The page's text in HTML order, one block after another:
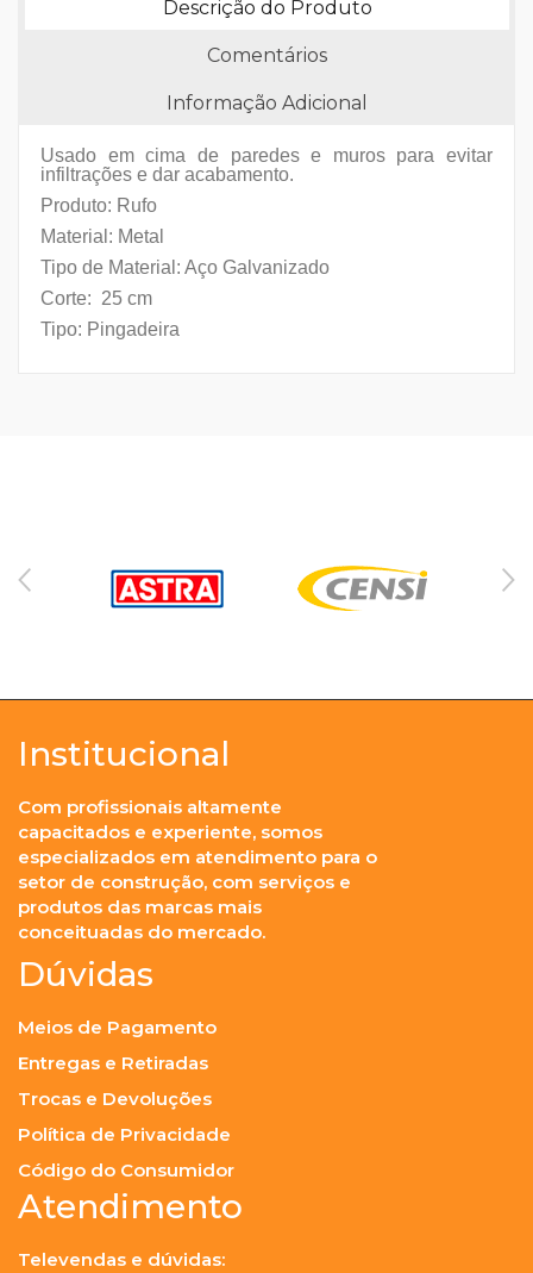
Descrição do Produto
Comentários
Informação Adicional
Usado em cima de paredes e muros para evitar
infiltrações e dar acabamento.
Produto: Rufo
Material: Metal
Tipo de Material: Aço Galvanizado
Corte: 25 cm
Tipo: Pingadeira
Institucional
Com profissionais altamente
capacitados e experiente, somos
especializados em atendimento para o
setor de construção, com serviços e
produtos das marcas mais
conceituadas do mercado.
Dúvidas
Meios de Pagamento
Entregas e Retiradas
Trocas e Devoluções
Política de Privacidade
Código do Consumidor
Atendimento
Televendas e dúvidas: